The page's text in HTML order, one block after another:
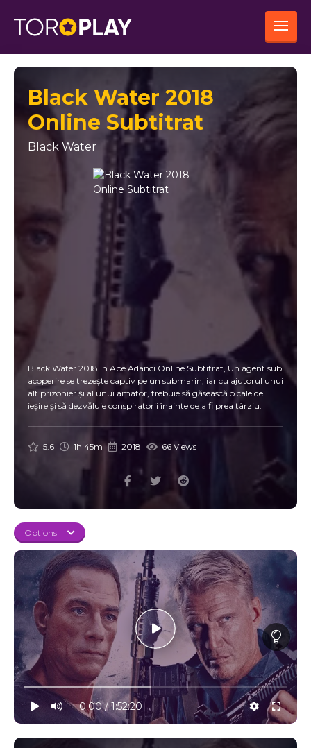
Black Water 2018
Online Subtitrat
Black Water
Black Water 2018 In Ape Adanci Online Subtitrat, Un agent sub
acoperire se trezește captiv pe un submarin, iar cu ajutorul unui
alt prizonier și al unui amator, trebuie să găsească o cale de
ieșire și să dezvăluie conspiratorii înainte de a fi prea târziu.
5.6 1h 45m 2018 66 Views
Options
10% progress
play
volume
0:00 / 1:52:20 settings
full